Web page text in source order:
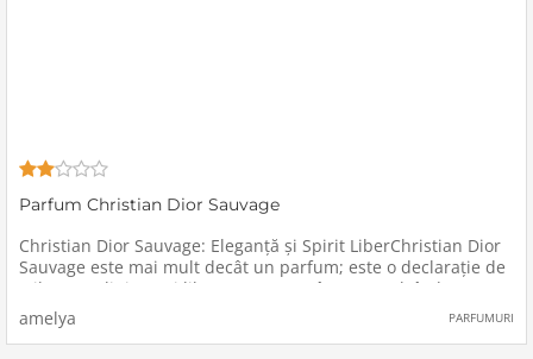
Parfum Christian Dior Sauvage
Christian Dior Sauvage: Eleganță și Spirit LiberChristian Dior
Sauvage este mai mult decât un parfum; este o declarație de
stil, masculinitate și libertate. Lansat în 2015 sub îndrumarea
talentatului parfumier François Demachy, acest parfum
amelya PARFUMURI